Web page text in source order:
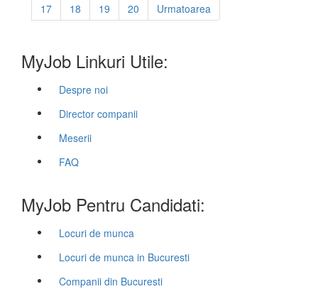
17
18 19 20 Urmatoarea
MyJob Linkuri Utile:
Despre noi
Director companii
Meserii
FAQ
MyJob Pentru Candidati:
Locuri de munca
Locuri de munca in Bucuresti
Companii din Bucuresti